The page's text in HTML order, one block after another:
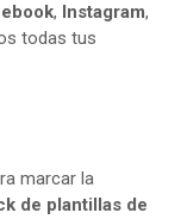
, Instagram,
todas tus
marcar la
de plantillas de